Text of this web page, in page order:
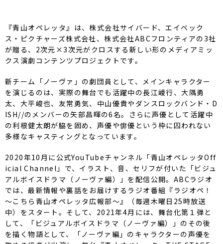
『青山オペレッタ』は、株式会社サイバード、エイベック
ス・ ピクチャーズ株式会社、株式会社ABCフロンティアの3社
が贈る、2次元×3次元がクロスする新しい形のメディアミッ
クス演劇コンテンツプロジェクトです。
新チーム「ノーヴァ」の劇団員として、 メインキャラクター
を演じるのは、 実際の舞台でも活躍中の長江崚行、大隅勇
太、大平峻也、 友常勇気、中山優貴やダンスロックバンド・D
ISH//のメンバーの矢部昌暉の6名。
さらに声優として活躍中
の利根健太朗が脇を固め、 声優や俳優という枠に囚われない
多様なキャスティングとなってい ます。
2020年10月に公式YouTubeチャンネル「青山オペレッタOff
icial Channel」で、イラスト、音、セリフが付いた「ビジュ
アルボイスドラマ（ノーヴァ編）」を配信公開。 ABCラジオ
では、最新情報や裏話をお届けするラジオ番組『ラジオペ！
～こちら青山オペレッタ広報部～』（毎週木曜日25時放送
中）をスタート。そして、 2021年4月には、舞台化第１弾と
して、「 ビジュアルボイスドラマ（ノーヴァ編）」 のその後
を描く物語として、「ノーヴァ編」 のキャラクターの声優を